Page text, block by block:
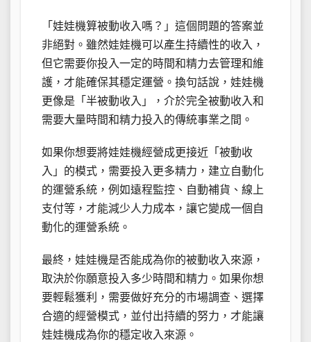
「娃娃機算被動收入嗎？」這個問題的答案並
非絕對。雖然娃娃機可以產生持續性的收入，
但它需要你投入一定的時間和精力去管理和維
護，才能確保其穩定運營。換句話說，娃娃機
更像是「半被動收入」，介於完全被動收入和
需要大量時間和精力投入的傳統事業之間。
如果你想要將娃娃機經營成更接近「被動收
入」的模式，需要投入更多精力，建立自動化
的運營系統，例如遠程監控、自動補貨、線上
支付等，才能減少人力成本，讓它變成一個自
動化的運營系統。
最終，娃娃機是否能成為你的被動收入來源，
取決於你願意投入多少時間和精力。如果你想
要輕鬆獲利，需要做好充分的市場調查、選擇
合適的經營模式，並付出持續的努力，才能讓
娃娃機成為你的穩定收入來源。